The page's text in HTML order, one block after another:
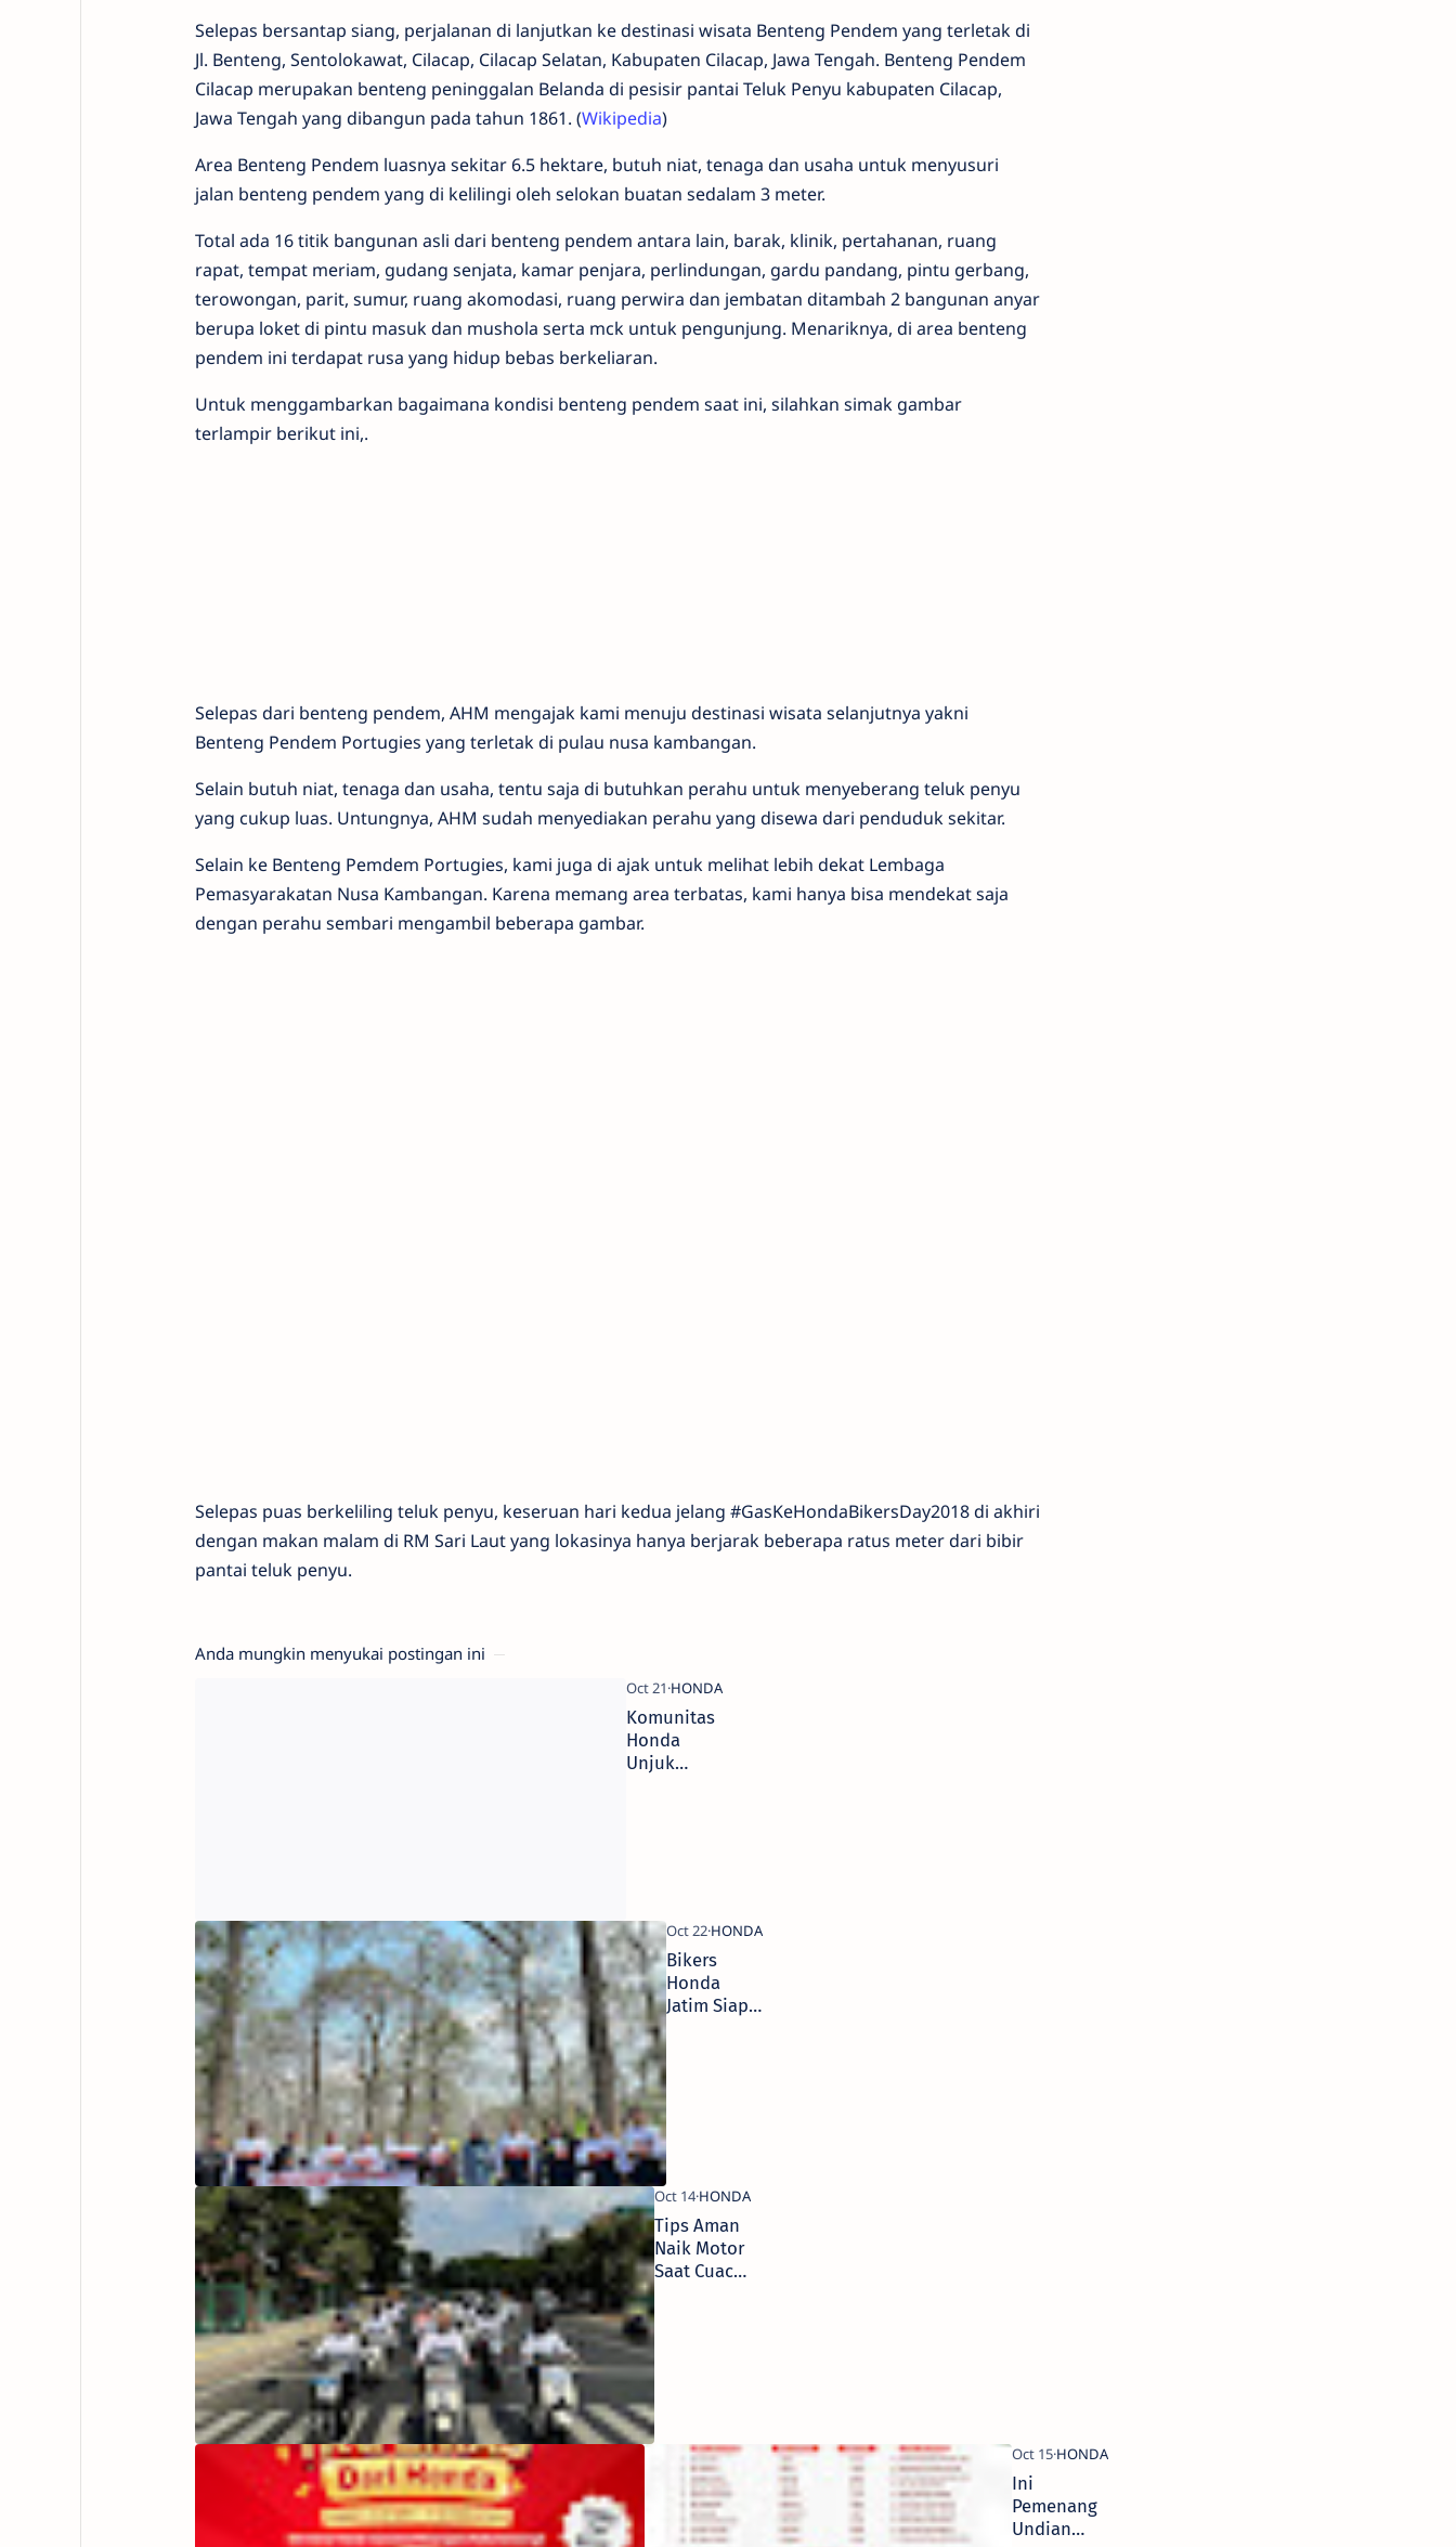
Selepas bersantap siang, perjalanan di lanjutkan ke destinasi wisata Benteng Pendem yang terletak di
Jl. Benteng, Sentolokawat, Cilacap, Cilacap Selatan, Kabupaten Cilacap, Jawa Tengah. Benteng Pendem
Cilacap merupakan benteng peninggalan Belanda di pesisir pantai Teluk Penyu kabupaten Cilacap,
Jawa Tengah yang dibangun pada tahun 1861. (Wikipedia)
Area Benteng Pendem luasnya sekitar 6.5 hektare, butuh niat, tenaga dan usaha untuk menyusuri
jalan benteng pendem yang di kelilingi oleh selokan buatan sedalam 3 meter.
Total ada 16 titik bangunan asli dari benteng pendem antara lain, barak, klinik, pertahanan, ruang
rapat, tempat meriam, gudang senjata, kamar penjara, perlindungan, gardu pandang, pintu gerbang,
terowongan, parit, sumur, ruang akomodasi, ruang perwira dan jembatan ditambah 2 bangunan anyar
berupa loket di pintu masuk dan mushola serta mck untuk pengunjung. Menariknya, di area benteng
pendem ini terdapat rusa yang hidup bebas berkeliaran.
Untuk menggambarkan bagaimana kondisi benteng pendem saat ini, silahkan simak gambar
terlampir berikut ini,.
Selepas dari benteng pendem, AHM mengajak kami menuju destinasi wisata selanjutnya yakni
Benteng Pendem Portugies yang terletak di pulau nusa kambangan.
Selain butuh niat, tenaga dan usaha, tentu saja di butuhkan perahu untuk menyeberang teluk penyu
yang cukup luas. Untungnya, AHM sudah menyediakan perahu yang disewa dari penduduk sekitar.
Selain ke Benteng Pemdem Portugies, kami juga di ajak untuk melihat lebih dekat Lembaga
Pemasyarakatan Nusa Kambangan. Karena memang area terbatas, kami hanya bisa mendekat saja
dengan perahu sembari mengambil beberapa gambar.
Selepas puas berkeliling teluk penyu, keseruan hari kedua jelang #GasKeHondaBikersDay2018 di akhiri
dengan makan malam di RM Sari Laut yang lokasinya hanya berjarak beberapa ratus meter dari bibir
pantai teluk penyu.
Anda mungkin menyukai postingan ini
Komunitas
Honda
Unjuk
Bikers
Honda
Jatim Siap
Ramaikan
Honda
Bikers Day
2024
Tips Aman
Naik Motor
Saat Cuaca
Panas
Bersama
Honda
Asyik! Beli
Honda di
Jawa Timur
Ini
Pemenang
Undian